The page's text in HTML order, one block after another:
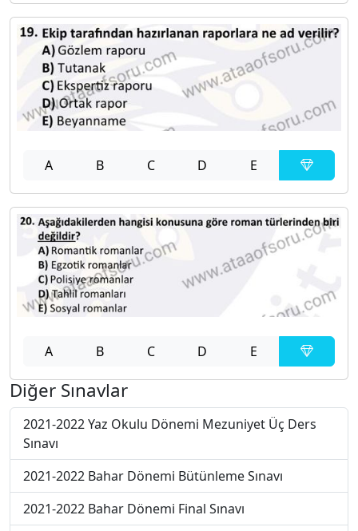
A B C D E
A B C D E
Diğer Sınavlar
2021-2022 Yaz Okulu Dönemi Mezuniyet Üç Ders
Sınavı
2021-2022 Bahar Dönemi Bütünleme Sınavı
2021-2022 Bahar Dönemi Final Sınavı